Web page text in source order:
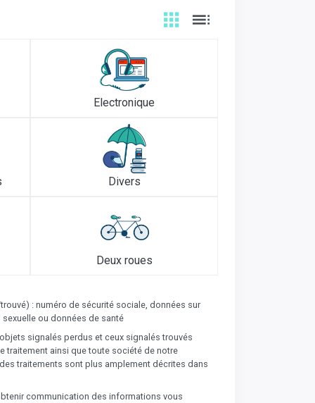
Electronique
Divers
Deux roues
: numéro de sécurité sociale, données sur
ou données de santé
signalés perdus et ceux signalés trouvés
traitement ainsi que toute société de notre
traitements sont plus amplement décrites dans
communication des informations vous